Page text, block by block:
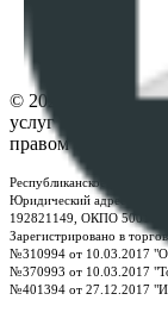
Настройки
© 2026
услуг
правом
Республиканское
Юридический адрес: г.
192821149, ОКПО
Зарегистрировано в
№310994 от 10.03.2017
№370993 от 10.03.2017
№401394 от 27.12.2017